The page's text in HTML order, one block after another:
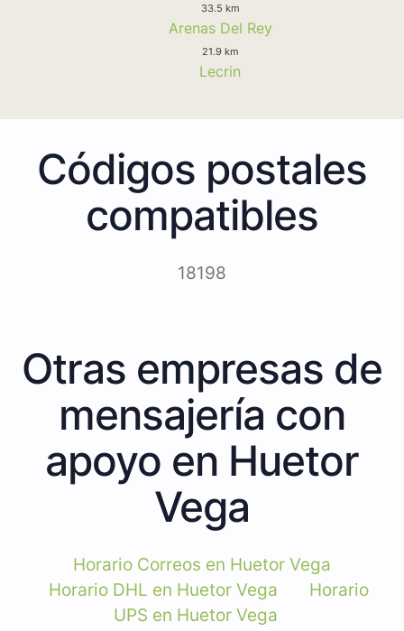
33.5 km
Arenas Del Rey
21.9 km
Lecrin
Códigos postales
compatibles
18198
Otras empresas de
mensajería con
apoyo en Huetor
Vega
Horario Correos en Huetor Vega
Horario DHL en Huetor Vega
Horario
UPS en Huetor Vega